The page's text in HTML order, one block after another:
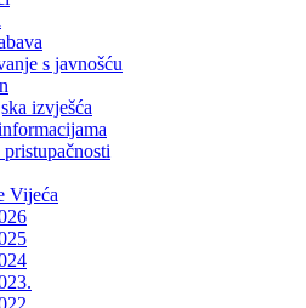
s javnošću
izvješća
Vijeća